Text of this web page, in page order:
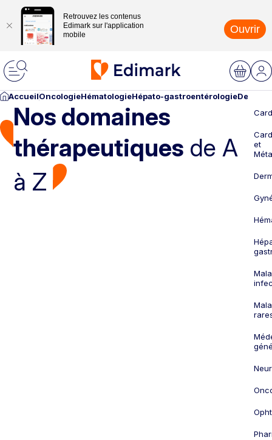
Retrouvez les contenus
Edimark sur l'application
mobile
Ouvrir
AccueilOncologieHématologieHépato-gastroentérologie
Nos domaines
thérapeutiques de A
à Z
et